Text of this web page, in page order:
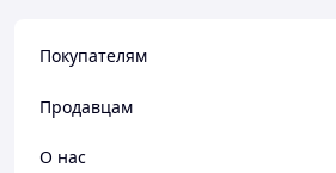
Покупателям
Продавцам
О нас